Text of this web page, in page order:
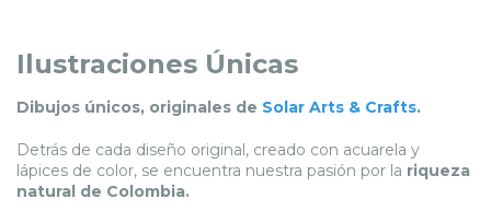
Ilustraciones Únicas
Dibujos únicos, originales de Solar Arts & Crafts.
Detrás de cada diseño original, creado con acuarela y
lápices de color, se encuentra nuestra pasión por la riqueza
natural de Colombia.